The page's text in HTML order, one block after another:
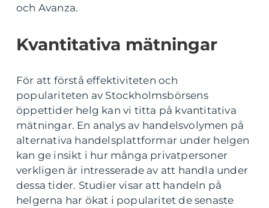
och Avanza.
Kvantitativa mätningar
För att förstå effektiviteten och
populariteten av Stockholmsbörsens
öppettider helg kan vi titta på kvantitativa
mätningar. En analys av handelsvolymen på
alternativa handelsplattformar under helgen
kan ge insikt i hur många privatpersoner
verkligen är intresserade av att handla under
dessa tider. Studier visar att handeln på
helgerna har ökat i popularitet de senaste